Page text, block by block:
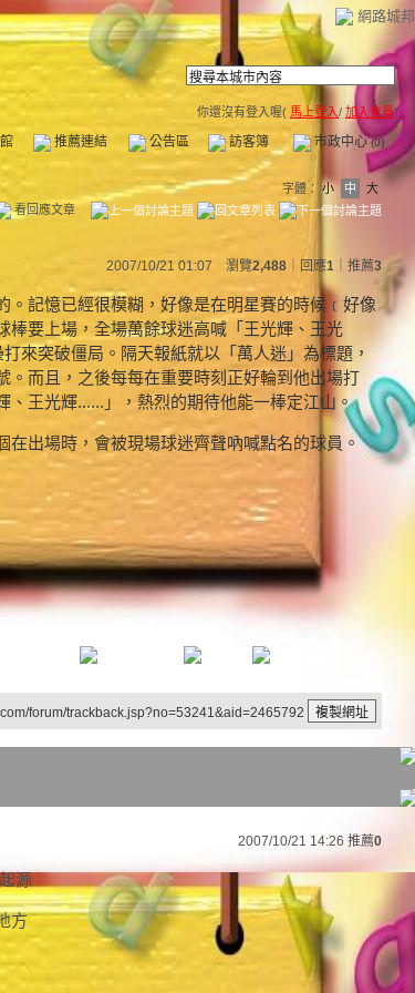
網路城邦
你還沒有登入喔( 馬上登入/ 加入會員)
推薦連結 公告區 訪客簿 市政中心(0)
字體： 小 中
大
看回應文章
2007/10/21 01:07 瀏覽2,488 ｜回應1 推薦3
。記憶已經很模糊，好像是在明星賽的時候﹝好像
棒要上場，全場萬餘球迷高喊「王光輝、王光
來突破僵局。隔天報紙就以「萬人迷」為標題，
。而且，之後每每在重要時刻正好輪到他出場打
、王光輝......」，熱烈的期待他能一棒定江山。
在出場時，會被現場球迷齊聲吶喊點名的球員。
forum/trackback.jsp?no=53241&aid=2465792
2007/10/21 14:26 推薦0
源
方